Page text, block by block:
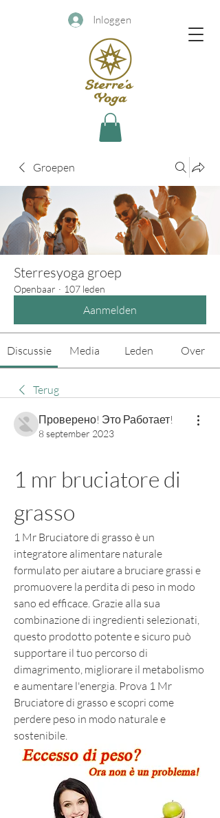
Inloggen
Groepen
Sterresyoga groep
Openbaar · 107 leden
Aanmelden
Discussie Media Leden Over
Terug
Проверено! Это Работает!
8 september 2023
1 mr bruciatore di
grasso
1 Mr Bruciatore di grasso è un
integratore alimentare naturale
formulato per aiutare a bruciare grassi e
promuovere la perdita di peso in modo
sano ed efficace. Grazie alla sua
combinazione di ingredienti selezionati,
questo prodotto potente e sicuro può
supportare il tuo percorso di
dimagrimento, migliorare il metabolismo
e aumentare l'energia. Prova 1 Mr
Bruciatore di grasso e scopri come
perdere peso in modo naturale e
sostenibile.